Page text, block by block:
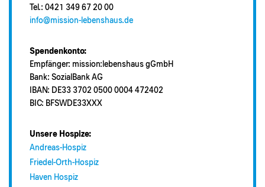
Tel.: 0421 349 67 20 00
info@mission-lebenshaus.de
Spendenkonto:
Empfänger: mission:lebenshaus gGmbH
Bank: SozialBank AG
IBAN: DE33 3702 0500 0004 472402
BIC: BFSWDE33XXX
Unsere Hospize:
Andreas-Hospiz
Friedel-Orth-Hospiz
Haven Hospiz